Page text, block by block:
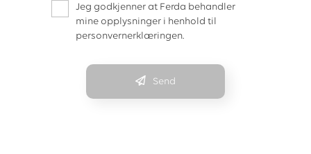
Jeg godkjenner at Ferda behandler
mine opplysninger i henhold til
personvernerklæringen.
Send